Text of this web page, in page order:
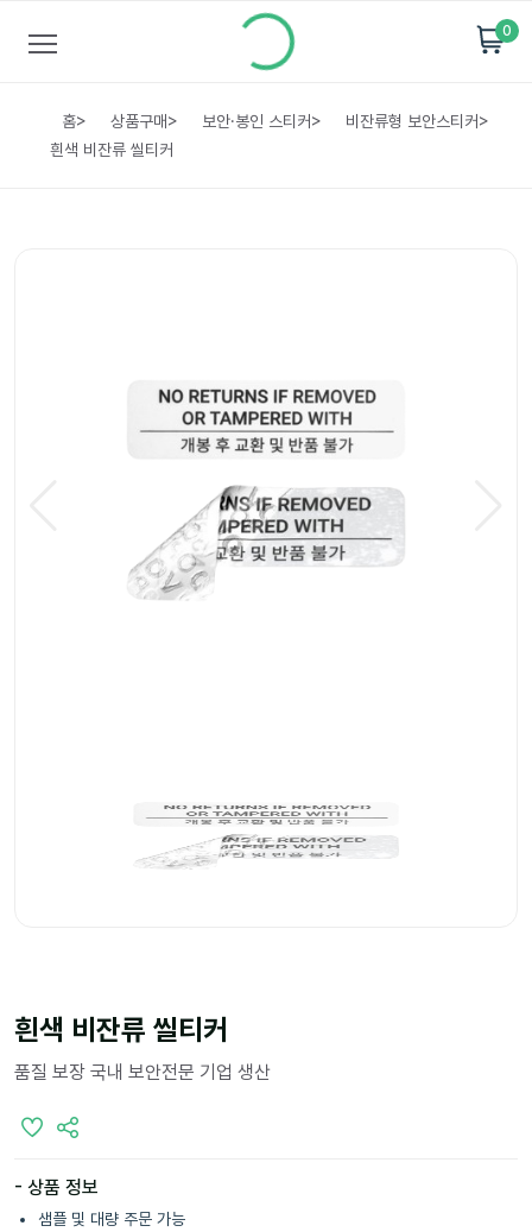
0
홈> 상품구매> 보안·봉인 스티커> 비잔류형 보안스티커>
흰색 비잔류 씰티커
흰색 비잔류 씰티커
품질 보장 국내 보안전문 기업 생산
- 상품 정보
샘플 및 대량 주문 가능